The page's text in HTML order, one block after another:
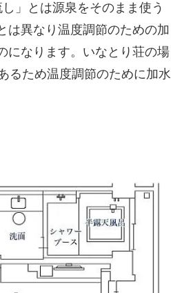
」とは源泉をそのまま使う
は異なり温度調節のための加
になります。いなとり荘の場
るため温度調節のために加水